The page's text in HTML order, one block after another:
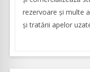
rezervoare și multe
și tratării apelor